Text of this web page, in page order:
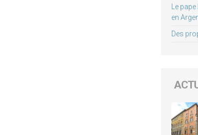
Le
en
Des